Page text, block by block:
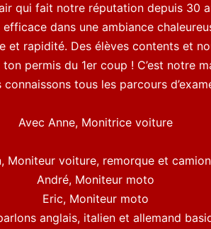
qui fait notre réputation depuis 30
dans une ambiance
et rapidité. Des élèves contents et
ton permis du 1er coup ! C’est notre
connaissons tous les parcours
Avec Anne, Monitrice voiture
Moniteur voiture, remorque et
André, Moniteur moto
Eric, Moniteur moto
anglais, italien et allemand